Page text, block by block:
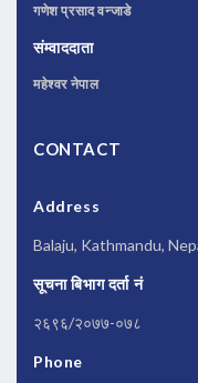
गणेश प्रसाद वन्जाडे
संम्वाददाता
महेश्वर नेपाल
CONTACT
Address
Balaju, Kathmandu,
सूचना बिभाग दर्ता नं
२६९६/२०७७-०७८
Phone